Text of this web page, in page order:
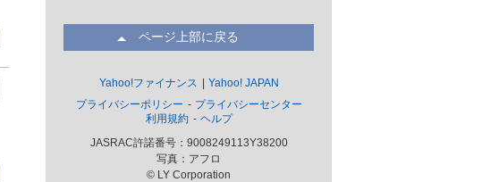
ページ上部に戻る
Yahoo!ファイナンス
Yahoo! JAPAN
プライバシーポリシー
プライバシーセンター
利用規約
ヘルプ
JASRAC許諾番号：9008249113Y38200
写真：アフロ
© LY Corporation